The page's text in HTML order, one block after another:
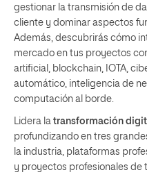
gestionar la transmisión de
cliente y dominar aspectos
Además, descubrirás cómo
mercado en tus proyectos
artificial, blockchain, IOTA,
automático, inteligencia de
computación al borde.
Lidera la transformación
profundizando en tres
la industria, plataformas
y proyectos profesionales de